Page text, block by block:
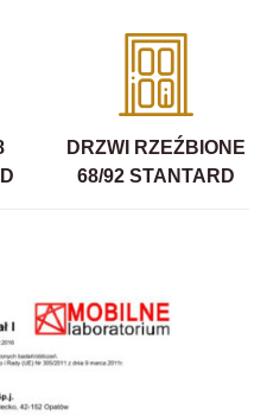
DRZWI RZEŹBIONE
68/92 STANTARD